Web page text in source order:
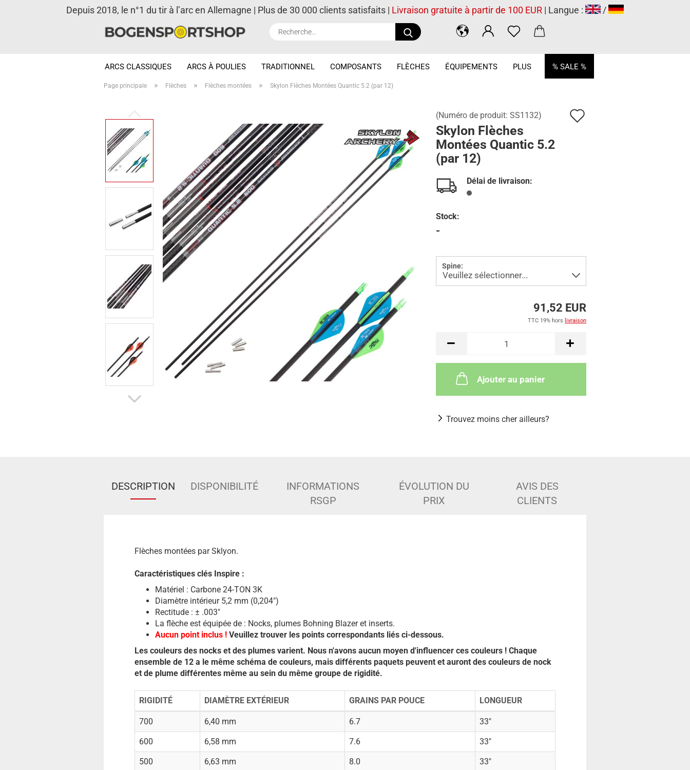
Recherche...
Depuis 2018, le n°1 du tir à l’arc en Allemagne | Plus de 30 000 clients satisfaits | Livraison gratuite à partir de 100 EUR | Langue : /
ARCS CLASSIQUES ARCS À POULIES TRADITIONNEL COMPOSANTS FLÈCHES ÉQUIPEMENTS % SALE %
PLUS
Page principale » Flèches » Flèches montées » Skylon Flèches Montées Quantic 5.2 (par 12)
(Numéro de produit: SS1132)
Skylon Flèches
Montées Quantic 5.2
(par 12)
Délai de livraison:
Stock:
-
Spine:
91,52 EUR
TTC 19% hors livraison
Ajouter au panier
Trouvez moins cher ailleurs?
DESCRIPTION DISPONIBILITÉ
INFORMATIONS
RSGP
ÉVOLUTION DU
PRIX
AVIS DES
CLIENTS
Flèches montées par Sklyon.
Caractéristiques clés Inspire :
Matériel : Carbone 24-TON 3K
Diamètre intérieur 5,2 mm (0,204")
Rectitude : ± .003"
La flèche est équipée de : Nocks, plumes Bohning Blazer et inserts.
Aucun point inclus ! Veuillez trouver les points correspondants liés ci-dessous.
Les couleurs des nocks et des plumes varient. Nous n'avons aucun moyen d'influencer ces couleurs ! Chaque
ensemble de 12 a le même schéma de couleurs, mais différents paquets peuvent et auront des couleurs de nock
et de plume différentes même au sein du même groupe de rigidité.
RIGIDITÉ DIAMÈTRE EXTÉRIEUR GRAINS PAR POUCE LONGUEUR
700 6,40 mm 6.7 33"
600 6,58 mm 7.6 33"
500 6,63 mm 8.0 33"